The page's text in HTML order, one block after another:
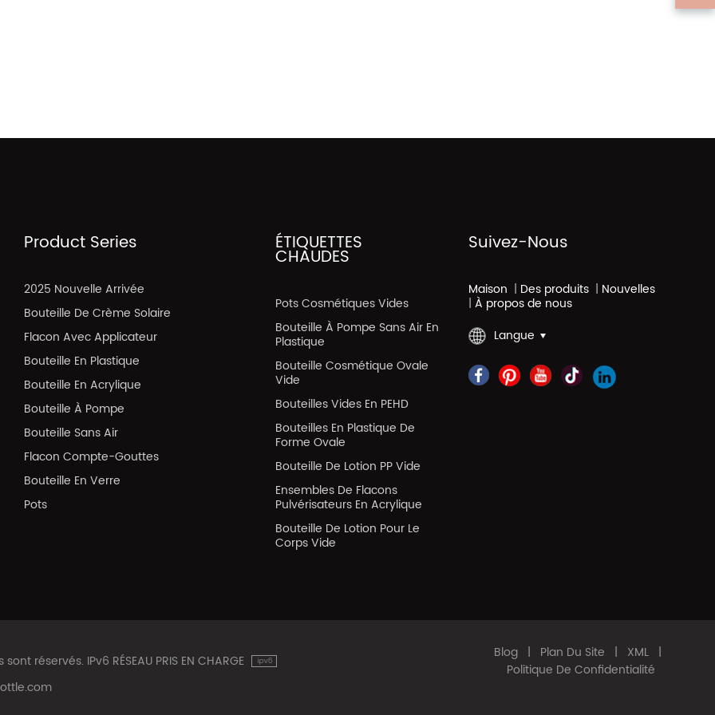
Product Series
2025 Nouvelle Arrivée
Bouteille De Crème Solaire
Flacon Avec Applicateur
Bouteille En Plastique
Bouteille En Acrylique
Bouteille À Pompe
Bouteille Sans Air
Flacon Compte-Gouttes
Bouteille En Verre
Pots
ÉTIQUETTES
CHAUDES
Pots Cosmétiques Vides
Bouteille À Pompe Sans Air En
Plastique
Bouteille Cosmétique Ovale
Vide
Bouteilles Vides En PEHD
Bouteilles En Plastique De
Forme Ovale
Bouteille De Lotion PP Vide
Ensembles De Flacons
Pulvérisateurs En Acrylique
Bouteille De Lotion Pour Le
Corps Vide
Suivez-Nous
Maison | Des produits | Nouvelles
| À propos de nous
Langue
réservés. IPv6 RÉSEAU PRIS EN CHARGE Blog | Plan Du Site | XML |
Politique De Confidentialité